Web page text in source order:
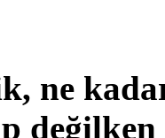
ne